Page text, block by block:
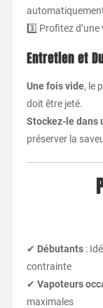
3️⃣ Profitez
Entretien et
Une fois vide, le
doit être jeté.
Stockez-le dans
préserver la
✔ Débutants:
contrainte
✔ Vapoteurs
maximales